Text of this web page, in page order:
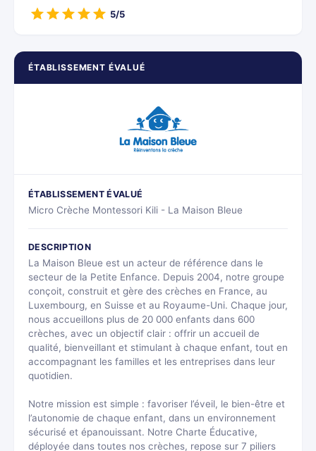
ÉTABLISSEMENT ÉVALUÉ
ÉTABLISSEMENT ÉVALUÉ
Micro Crèche Montessori Kili - La Maison Bleue
DESCRIPTION
La Maison Bleue est un acteur de référence dans le
secteur de la Petite Enfance. Depuis 2004, notre groupe
conçoit, construit et gère des crèches en France, au
Luxembourg, en Suisse et au Royaume-Uni. Chaque jour,
nous accueillons plus de 20 000 enfants dans 600
crèches, avec un objectif clair : offrir un accueil de
qualité, bienveillant et stimulant à chaque enfant, tout en
accompagnant les familles et les entreprises dans leur
quotidien.
Notre mission est simple : favoriser l’éveil, le bien-être et
l’autonomie de chaque enfant, dans un environnement
sécurisé et épanouissant. Notre Charte Éducative,
déployée dans toutes nos crèches, repose sur 7 piliers
5/5